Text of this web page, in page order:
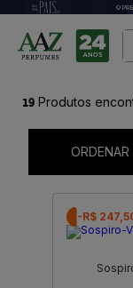
19 Produtos
ORDENAR
-R$